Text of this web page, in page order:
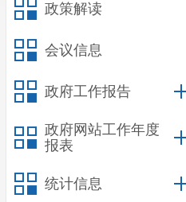
政策解读
会议信息
政府工作报告
政府网站工作年度
报表
统计信息